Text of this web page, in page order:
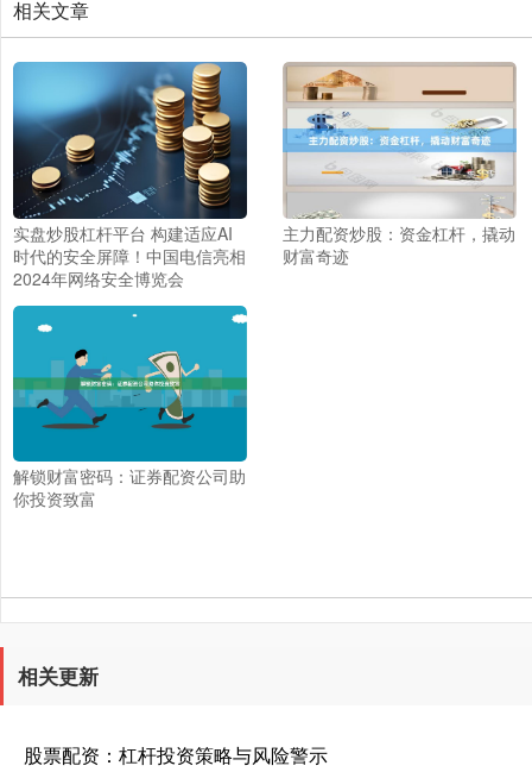
相关文章
实盘炒股杠杆平台 构建适应AI
时代的安全屏障！中国电信亮相
2024年网络安全博览会
主力配资炒股：资金杠杆，撬动
财富奇迹
解锁财富密码：证券配资公司助
你投资致富
相关更新
股票配资：杠杆投资策略与风险警示